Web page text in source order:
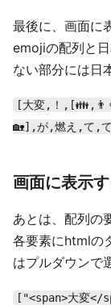
最後に、画面に
emojiの配列と
ない部分には日
[大変,！
🏡],が,燃え,て,
画面に表示
あとは、配列の
各要素にhtmlの
はプルダウンで
["<span>大変